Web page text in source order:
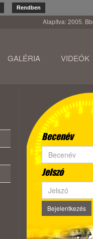
Rendben
Alapítva: 2005.
GALÉRIA VIDEÓK
Becenév
Jelszó
Bejelentkezés